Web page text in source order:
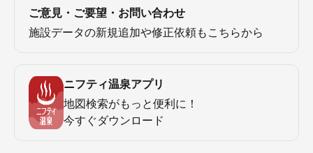
ご意見・ご要望・お問い合わせ
施設データの新規追加や修正依頼もこちらから
ニフティ温泉アプリ
地図検索がもっと便利に！
今すぐダウンロード